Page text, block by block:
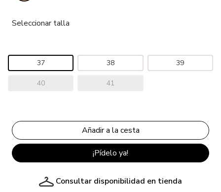
Seleccionar talla
37 38 39
40 41
¡Pídelo ya!
Consultar disponibilidad en tienda